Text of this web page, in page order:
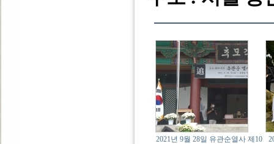
2021년 9월 28일 유관순열사 제10